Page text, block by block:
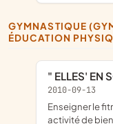
GYMNASTIQUE (GYMNASTIQUE, GYMNASTIQUE D'ENTRETIEN,
ÉDUCATION
" ELLES' EN
2010-09-13
enseigner le fitness et l'expression corporelle, ainsi que toute autre
activité de